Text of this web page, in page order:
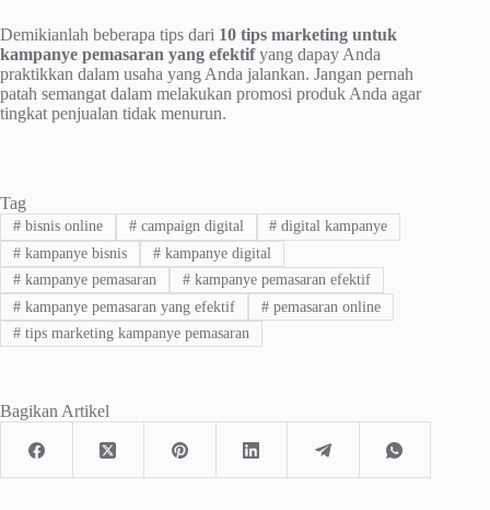
Demikianlah beberapa tips dari 10 tips marketing untuk
kampanye pemasaran yang efektifyang dapay Anda
praktikkan dalam usaha yang Anda jalankan. Jangan pernah
patah semangat dalam melakukan promosi produk Anda agar
tingkat penjualan tidak menurun.
Tag
#bisnis online #campaign digital # digital kampanye
#kampanye bisnis #kampanye digital
#kampanye pemasaran #kampanye pemasaran efektif
#kampanye pemasaran yang efektif #pemasaran online
#tips marketing kampanye pemasaran
Bagikan Artikel